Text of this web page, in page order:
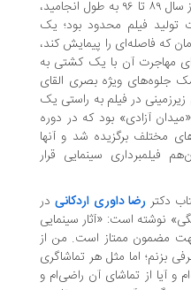
مشکلات و موانعی مواجهه می‌شد و از سال ۸۹ تا ۹۶ به طول انجامید،
فیلم محدود بود؛ یک
را پیمایش کند،
آن با یک کشتی به
ویژه بصری القای
در فیلم به راستی یک
بود که در دوره
برگزیده شد و آنها
سینمایی قرار
رضا داوری اردکانیدر
است: «آثار سینمایی
ممتاز است. من از
اما مثل هر تماشاگری
از تماشای آن راضی‌ام و